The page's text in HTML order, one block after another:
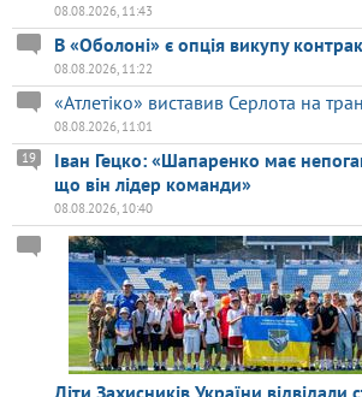
08.08.2026, 11:43
В «Оболоні» є опція викупу
08.08.2026, 11:22
«Атлетіко» виставив Серлота на
08.08.2026, 11:01
Іван Гецко: «Шапаренко має
що він лідер команди»
19
08.08.2026, 10:40
Діти Захисників України відвідали